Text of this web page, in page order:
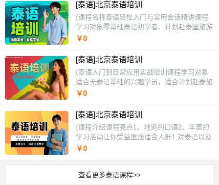
[泰语]北京泰语培训
{课程名称泰语轻松入门与实用会话精讲课程
学习对象零基础泰语初学者、计划赴泰国旅游
或工作的人员、对泰语及泰国文化感兴趣的爱
程安排每周一至周五晚间授课，每期课程共40
课时，分为基础语音、日常会话、场景应用与
综合提升四个阶段，历时八周完成，循序渐进
掌握泰语核心技能。课程特色注重实用与趣味
结合，打破传统语言学习模式，通过情景模
松氛围中快速建立泰语语感，提升实际交流能
力。课程内容涵盖泰语字母发音规则、基础词
汇与语法结构、日常问候、购物点餐、交通出
行、酒店入住、紧急求助等高频场景对话，内
容系统且贴近生活，讲解清晰易懂，配合实用
排小班教学，每班人数控制在8-12人，确保每
￥0
[泰语]北京泰语培训
{泰语入门到日常应用实战培训课程学习对象
适合无泰语基础的兴趣学员，适合计划赴泰旅
游或工作的人群，适合职场中需用泰语沟通的
程时长60分钟，课程总周期为10周。课程特
色围绕真实生活场景开发教学内容，采用沉浸
式课堂提升学习效率，提供课后专属练习素
材。课程内容入门阶段：掌握泰语字母读写方
法，学会基础发音技巧，积累日常常用词汇。
法实际运用，提高短文阅读能力，训练生活及
￥0
[泰语]北京泰语培训
{课程介绍课程亮点1、地道的口语2、丰富的
学习活动让你受益匪浅适合人群1.对泰语以及
泰国文化感兴趣的学员2.想去泰国留学,想提高
学习目标1、掌握泰语基本发音和书写;2、学
习问路、购物、用餐等场景实用的小场景对话
￥0
查看更多泰语课程>>